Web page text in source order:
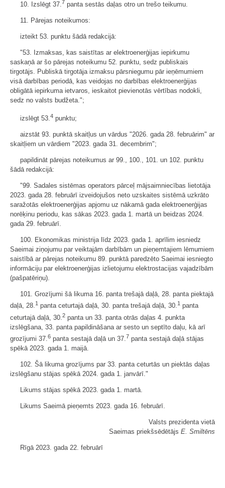
10. Izslēgt 37. 7 panta sestās daļas otro un trešo teikumu.
11. Pārejas noteikumos:
izteikt 53. punktu šādā redakcijā:
"53. Izmaksas, kas saistītas ar elektroenerģijas iepirkumu
saskaņā ar šo pārejas noteikumu 52. punktu, sedz publiskais
tirgotājs. Publiskā tirgotāja izmaksu pārsniegumu pār ieņēmumiem
visā darbības periodā, kas veidojas no darbības elektroenerģijas
obligātā iepirkuma ietvaros, ieskaitot pievienotās vērtības nodokli,
sedz no valsts budžeta.";
izslēgt 53.4 punktu;
aizstāt 93. punktā skaitļus un vārdus "2026. gada 28. februārim" ar
skaitļiem un vārdiem "2023. gada 31. decembrim";
papildināt pārejas noteikumus ar 99., 100., 101. un 102. punktu
šādā redakcijā:
"99. Sadales sistēmas operators pārceļ mājsaimniecības lietotāja
2023. gada 28. februārī izveidojušos neto uzskaites sistēmā uzkrāto
saražotās elektroenerģijas apjomu uz nākamā gada elektroenerģijas
norēķinu periodu, kas sākas 2023. gada 1. martā un beidzas 2024.
gada 29. februārī.
100. Ekonomikas ministrija līdz 2023. gada 1. aprīlim iesniedz
Saeimai ziņojumu par veiktajām darbībām un pieņemtajiem lēmumiem
saistībā ar pārejas noteikumu 89. punktā paredzēto Saeimai iesniegto
informāciju par elektroenerģijas izlietojumu elektrostacijas vajadzībām
(pašpatēriņu).
101. Grozījumi šā likuma 16. panta trešajā daļā, 28. panta piektajā
daļā, 28.1 panta ceturtajā daļā, 30. panta trešajā daļā, 30.1 panta
ceturtajā daļā, 30. 2 panta un 33. panta otrās daļas 4. punkta
izslēgšana, 33. panta papildināšana ar sesto un septīto daļu, kā arī
grozījumi 37.6 panta sestajā daļā un 37.7 panta sestajā daļā stājas
spēkā 2023. gada 1. maijā.
102. Šā likuma grozījums par 33. panta ceturtās un piektās daļas
izslēgšanu stājas spēkā 2024. gada 1. janvārī."
Likums stājas spēkā 2023. gada 1. martā.
Likums Saeimā pieņemts 2023. gada 16. februārī.
Valsts prezidenta vietā
Saeimas priekšsēdētājs E. Smiltēns
Rīgā 2023. gada 22. februārī